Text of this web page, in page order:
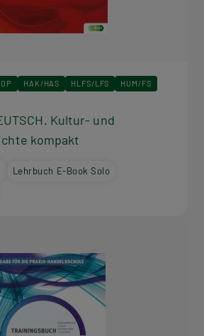
HAK/HAS HLFS/LFS
HUM/FS
Kultur- und
kompakt
Lehrbuch E-Book Solo